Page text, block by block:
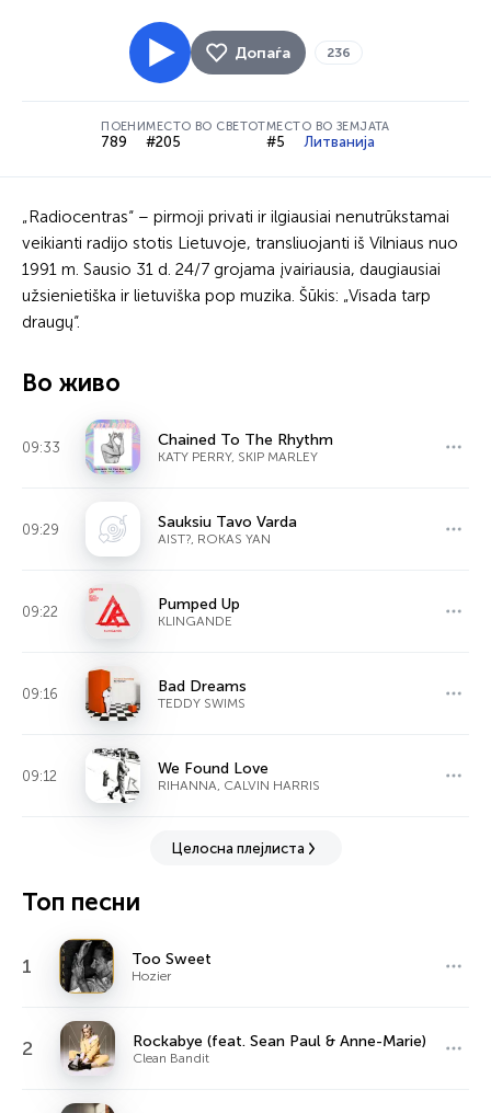
Допаѓа 236
ПОЕНИ
789
МЕСТО ВО СВЕТОТ
#205
МЕСТО ВО ЗЕМЈАТА
#5 Литванија
„Radiocentras“ – pirmoji privati ir ilgiausiai nenutrūkstamai
veikianti radijo stotis Lietuvoje, transliuojanti iš Vilniaus nuo
1991 m. Sausio 31 d. 24/7 grojama įvairiausia, daugiausiai
užsienietiška ir lietuviška pop muzika. Šūkis: „Visada tarp
draugų“.
Во живо
09:33 Chained To The Rhythm
KATY PERRY, SKIP MARLEY
09:29 Sauksiu Tavo Varda
AIST?, ROKAS YAN
09:22 Pumped Up
KLINGANDE
09:16 Bad Dreams
TEDDY SWIMS
09:12 We Found Love
RIHANNA, CALVIN HARRIS
Целосна плејлиста
Топ песни
1 Too Sweet
Hozier
2 Rockabye (feat. Sean Paul & Anne-Marie)
Clean Bandit